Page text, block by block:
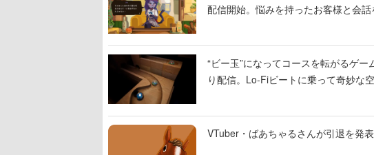
配信開始。悩みを持ったお客様と会
“ビー玉”になってコースを転がるゲ
り配信。Lo-Fiビートに乗って奇妙な
VTuber・ばあちゃるさんが引退を発